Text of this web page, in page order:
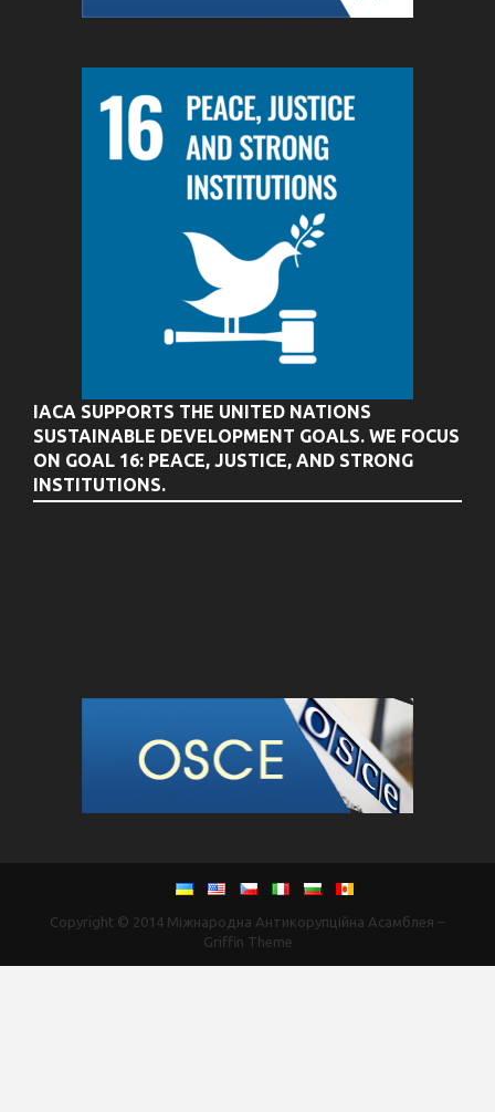
IACA SUPPORTS THE UNITED NATIONS
SUSTAINABLE DEVELOPMENT GOALS. WE FOCUS
ON GOAL 16: PEACE, JUSTICE, AND STRONG
INSTITUTIONS.
Copyright © 2014 Міжнародна Антикорупційна Асамблея –
Griffin Theme